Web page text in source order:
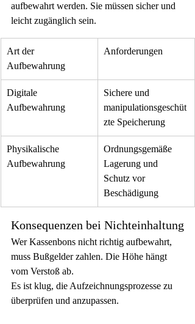
aufbewahrt werden. Sie müssen sicher und
leicht zugänglich sein.
Art der
Aufbewahrung
Anforderungen
Digitale
Aufbewahrung
Sichere und
manipulationsgeschüt
zte Speicherung
Physikalische
Aufbewahrung
Ordnungsgemäße
Lagerung und
Schutz vor
Beschädigung
Konsequenzen bei Nichteinhaltung
Wer Kassenbons nicht richtig aufbewahrt,
muss Bußgelder zahlen. Die Höhe hängt
vom Verstoß ab.
Es ist klug, die Aufzeichnungsprozesse zu
überprüfen und anzupassen.